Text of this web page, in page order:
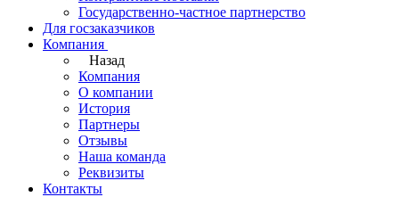
Государственно-частное партнерство
Для госзаказчиков
Компания
Назад
Компания
О компании
История
Партнеры
Отзывы
Наша команда
Реквизиты
Контакты